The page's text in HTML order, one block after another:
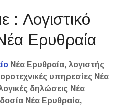
: Λογιστικό
Ερυθραία
Νέα Ερυθραία, λογιστής
υπηρεσίες Νέα
δηλώσεις Νέα
Νέα Ερυθραία,